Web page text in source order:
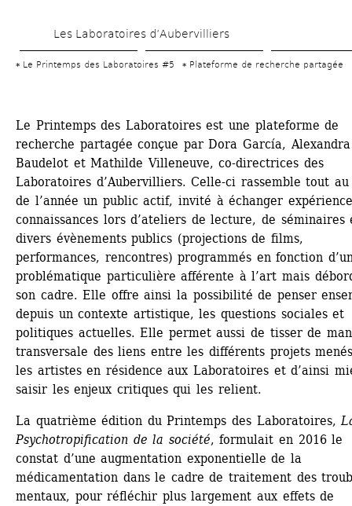
au
contenu
Les Laboratoires d’Aubervilliers
Le Printemps des Laboratoires #5 Plateforme de recherche partagée
Le Printemps des Laboratoires est une plateforme de
recherche partagée conçue par Dora García, Alexandra
Baudelot et Mathilde Villeneuve, co-directrices des
Laboratoires d’Aubervilliers. Celle-ci rassemble tout
de l’année un public actif, invité à échanger
connaissances lors d’ateliers de lecture, de séminaires
divers évènements publics (projections de films,
performances, rencontres) programmés en fonction
problématique particulière afférente à l’art mais
son cadre. Elle offre ainsi la possibilité de penser
depuis un contexte artistique, les questions sociales et
politiques actuelles. Elle permet aussi de tisser de
transversale des liens entre les différents projets
les artistes en résidence aux Laboratoires et d’ainsi
saisir les enjeux critiques qui les relient.
La quatrième édition du Printemps des Laboratoires,
Psychotropification de la société, formulait en 2016 le
constat d’une augmentation exponentielle de la
médicamentation dans le cadre de traitement des
mentaux, pour réfléchir plus largement aux effets de